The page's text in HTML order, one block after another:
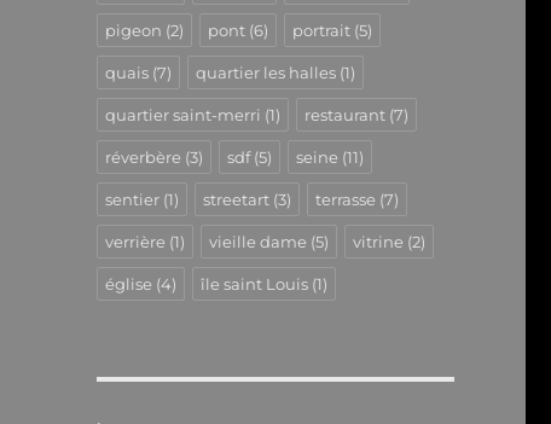
pigeon (2) pont(6) portrait(5)
quais(7) quartier les halles(1)
quartier saint-merri (1) restaurant(7)
réverbère (3) sdf(5) seine (11)
sentier(1) streetart(3) terrasse (7)
verrière (1) vieille dame (5) vitrine (2)
église (4) île saint Louis(1)